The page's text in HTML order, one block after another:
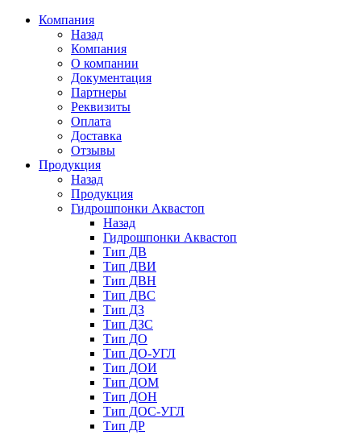
Компания
Назад
Компания
О компании
Документация
Партнеры
Реквизиты
Оплата
Доставка
Отзывы
Продукция
Назад
Продукция
Гидрошпонки Аквастоп
Назад
Гидрошпонки Аквастоп
Тип ДВ
Тип ДВИ
Тип ДВН
Тип ДВС
Тип ДЗ
Тип ДЗС
Тип ДО
Тип ДО-УГЛ
Тип ДОИ
Тип ДОМ
Тип ДОН
Тип ДОС-УГЛ
Тип ДР